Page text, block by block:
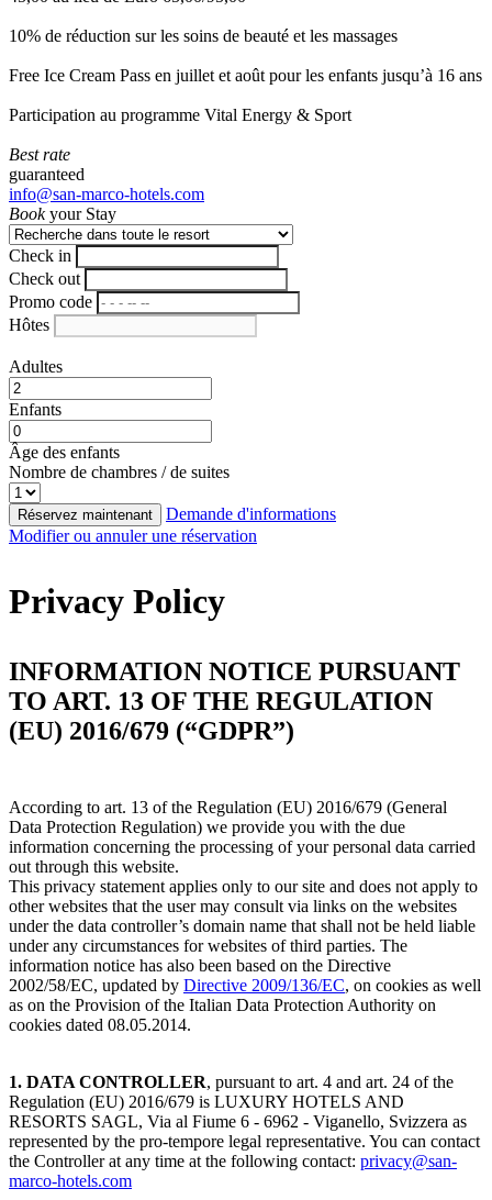
10% de réduction sur les soins de beauté et les massages
Free Ice Cream Pass en juillet et août pour les enfants jusqu’à 16 ans
Participation au programme Vital Energy & Sport
Best rate
guaranteed
info@san-marco-hotels.com
Bookyour Stay
Check in
Check out
Promo code
Hôtes
Adultes
Enfants
Âge des enfants
Nombre de chambres / de suites
Réservez maintenant
Demande d'informations
Modifier ou annuler une réservation
Privacy Policy
INFORMATION NOTICE PURSUANT
TO ART. 13 OF THE REGULATION
(EU) 2016/679 (“GDPR”)
According to art. 13 of the Regulation (EU) 2016/679 (General
Data Protection Regulation) we provide you with the due
information concerning the processing of your personal data carried
out through this website.
This privacy statement applies only to our site and does not apply to
other websites that the user may consult via links on the websites
under the data controller’s domain name that shall not be held liable
under any circumstances for websites of third parties. The
information notice has also been based on the Directive
2002/58/EC, updated by Directive 2009/136/EC, on cookies as well
as on the Provision of the Italian Data Protection Authority on
cookies dated 08.05.2014.
1. DATA CONTROLLER, pursuant to art. 4 and art. 24 of the
Regulation (EU) 2016/679 is LUXURY HOTELS AND
RESORTS SAGL, Via al Fiume 6 - 6962 - Viganello, Svizzera as
represented by the pro-tempore legal representative. You can contact
the Controller at any time at the following contact: privacy@san-
marco-hotels.com